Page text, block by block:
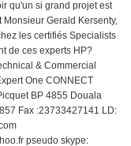
qu'un si grand projet est
Gerald Kersenty,
les certifiés Specialists
de ces experts HP?
& Commercial
One CONNECT
BP 4855 Douala
Fax :23733427141 LD:
pseudo skype: